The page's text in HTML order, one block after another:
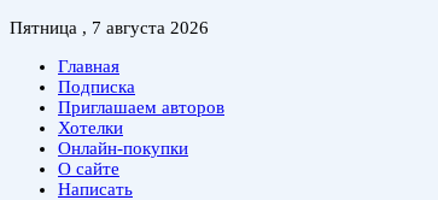
Пятница , 7 августа 2026
Главная
Подписка
Приглашаем авторов
Хотелки
Онлайн-покупки
О сайте
Написать